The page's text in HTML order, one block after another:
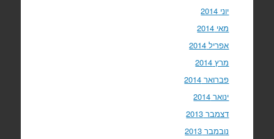
יוני 2014
מאי 2014
אפריל 2014
מרץ 2014
פברואר 2014
ינואר 2014
דצמבר 2013
נובמבר 2013